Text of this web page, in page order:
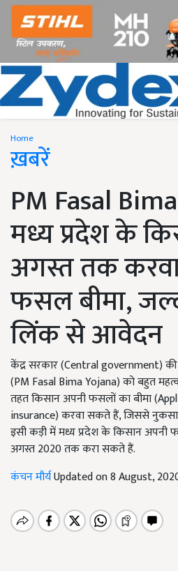
Home
ख़बरें
PM Fasal
मध्य प्रदेश के
अगस्त तक
फसल बीमा,
लिंक से आवेदन
केंद्र सरकार (Central government) की
(PM Fasal Bima Yojana) को बहुत
तहत किसान अपनी फसलों का बीमा
insurance) करवा सकते हैं, जिससे
इसी कड़ी में मध्य प्रदेश के किसान अपनी
अगस्त 2020 तक करा सकते हैं.
कंचन मौर्यUpdated on 8 August,